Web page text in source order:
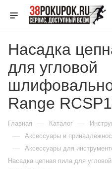
Насадка
для угловой
Range
Главная — Каталог —
— Аксессуары и
— Аксессуары для
Насадка цепная пила для